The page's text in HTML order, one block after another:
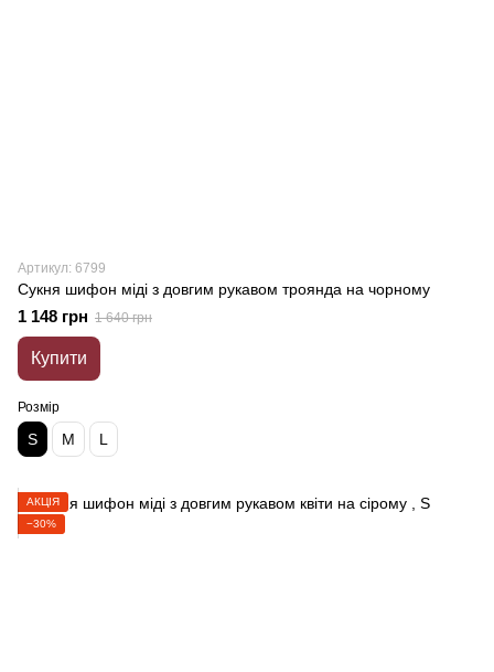
Артикул: 6799
Сукня шифон міді з довгим рукавом троянда на чорному
1 148 грн 1 640 грн
Купити
Розмір
S M L
АКЦІЯ
−30%